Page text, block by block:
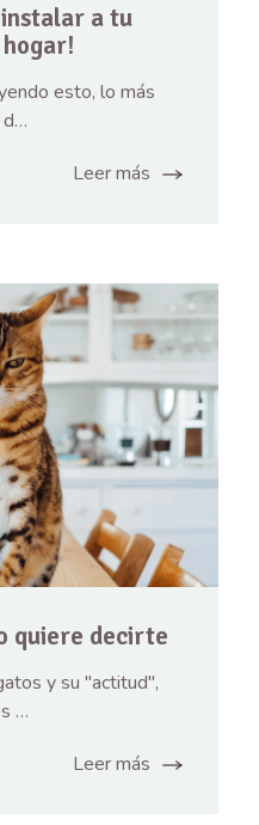
a tu
esto, lo más
d…
Leer más
quiere decirte
y su "actitud",
…
Leer más